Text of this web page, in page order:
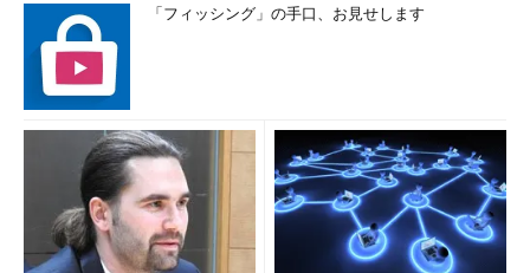
「フィッシング」の手口、お見せします